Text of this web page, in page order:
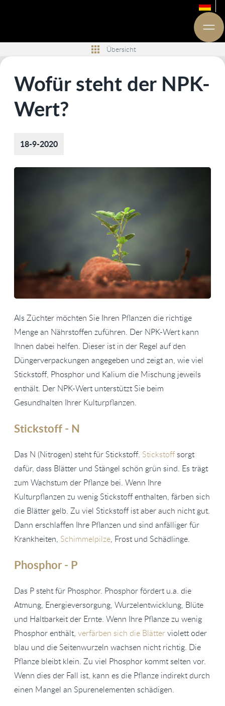
Übersicht
Wofür steht der NPK-
Wert?
18-9-2020
Als Züchter möchten Sie Ihren Pflanzen die richtige
Menge an Nährstoffen zuführen. Der NPK-Wert kann
Ihnen dabei helfen. Dieser ist in der Regel auf den
Düngerverpackungen angegeben und zeigt an, wie viel
Stickstoff, Phosphor und Kalium die Mischung jeweils
enthält. Der NPK-Wert unterstützt Sie beim
Gesundhalten Ihrer Kulturpflanzen.
Stickstoff - N
Das N (Nitrogen) steht für Stickstoff. Stickstoffsorgt
dafür, dass Blätter und Stängel schön grün sind. Es trägt
zum Wachstum der Pflanze bei. Wenn Ihre
Kulturpflanzen zu wenig Stickstoff enthalten, färben sich
die Blätter gelb. Zu viel Stickstoff ist aber auch nicht gut.
Dann erschlaffen Ihre Pflanzen und sind anfälliger für
Krankheiten, Schimmelpilze, Frost und Schädlinge.
Phosphor - P
Das P steht für Phosphor. Phosphor fördert u.a. die
Atmung, Energieversorgung, Wurzelentwicklung, Blüte
und Haltbarkeit der Ernte. Wenn Ihre Pflanze zu wenig
Phosphor enthält, verfärben sich die Blätterviolett oder
blau und die Seitenwurzeln wachsen nicht richtig. Die
Pflanze bleibt klein. Zu viel Phosphor kommt selten vor.
Wenn dies der Fall ist, kann es die Pflanze indirekt durch
einen Mangel an Spurenelementen schädigen.